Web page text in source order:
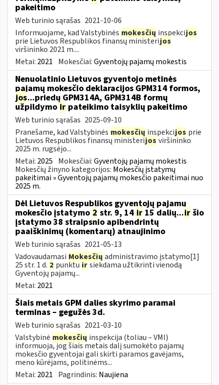
pakeitimo
Web turinio sąrašas 2021-10-06
Informuojame, kad Valstybinės mokesčių inspekcijos
prie Lietuvos Respublikos finansų ministerijos
viršininko 2021 m....
Metai: 2021 Mokesčiai:Gyventojų pajamų mokestis
Nenuolatinio Lietuvos gyventojo metinės
pajamų mokesčio deklaracijos GPM314 formos,
jos...priedų GPM314A, GPM314B formų
užpildymo ir pateikimo taisyklių pakeitimo
Web turinio sąrašas 2025-09-10
Pranešame, kad Valstybinės mokesčių inspekcijos prie
Lietuvos Respublikos finansų ministerijos viršininko
2025 m. rugsėjo...
Metai: 2025 Mokesčiai:Gyventojų pajamų mokestis
Mokesčių žinyno kategorijos: Mokesčių įstatymų
pakeitimai » Gyventojų pajamų mokesčio pakeitimai nuo
2025 m.
Dėl Lietuvos Respublikos gyventojų pajamų
mokesčio įstatymo 2 str. 9, 14 ir 15 dalių...ir šio
įstatymo 38 straipsnio apibendrintų
paaiškinimų (komentarų) atnaujinimo
Web turinio sąrašas 2021-05-13
Vadovaudamasi Mokesčių administravimo įstatymo[1]
25 str. 1 d. 2 punktuirsiekdama užtikrinti vienodą
Gyventojų pajamų...
Metai: 2021
Šiais metais GPM dalies skyrimo paramai
terminas – gegužės 3d.
Web turinio sąrašas 2021-03-10
Valstybinė mokesčių inspekcija (toliau – VMI)
informuoja, jog šiais metais dalį sumokėto pajamų
mokesčio gyventojai gali skirti paramos gavėjams,
meno kūrėjams, politinėms...
Metai: 2021 Pagrindinis: Naujiena